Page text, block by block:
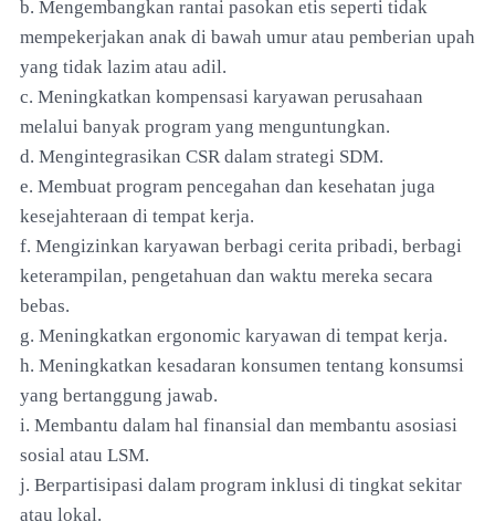
b. Mengembangkan rantai pasokan etis seperti tidak
mempekerjakan anak di bawah umur atau pemberian upah
yang tidak lazim atau adil.
c. Meningkatkan kompensasi karyawan perusahaan
melalui banyak program yang menguntungkan.
d. Mengintegrasikan CSR dalam strategi SDM.
e. Membuat program pencegahan dan kesehatan juga
kesejahteraan di tempat kerja.
f. Mengizinkan karyawan berbagi cerita pribadi, berbagi
keterampilan, pengetahuan dan waktu mereka secara
bebas.
g. Meningkatkan ergonomic karyawan di tempat kerja.
h. Meningkatkan kesadaran konsumen tentang konsumsi
yang bertanggung jawab.
i. Membantu dalam hal finansial dan membantu asosiasi
sosial atau LSM.
j. Berpartisipasi dalam program inklusi di tingkat sekitar
atau lokal.